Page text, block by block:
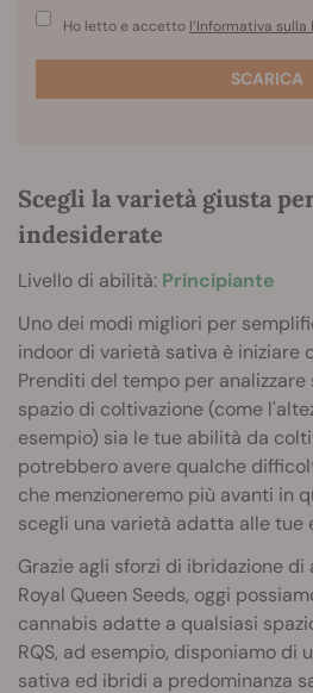
Ho letto e accetto l’Informativa sulla
SCARICA
Scegli la varietà giusta
indesiderate
Livello di abilità: Principiante
Uno dei modi migliori per
indoor di varietà sativa è iniziare
Prenditi del tempo per
spazio di coltivazione (come
esempio) sia le tue abilità da
potrebbero avere qualche
che menzioneremo più avanti in
scegli una varietà adatta alle tue
Grazie agli sforzi di ibridazione
Royal Queen Seeds, oggi
cannabis adatte a qualsiasi
RQS, ad esempio, disponiamo di
sativa ed ibridi a predominanza